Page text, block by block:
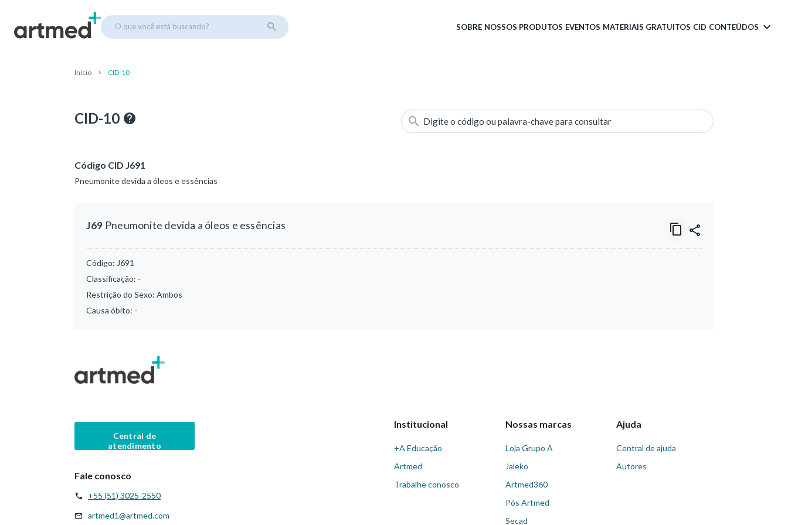
O que você está buscando? SOBRE NOSSOS PRODUTOS EVENTOS MATERIAIS GRATUITOS CID CONTEÚDOS
Início CID-10
CID-10 Digite o código ou palavra-chave para consultar
Código CID J691
Pneumonite devida a óleos e essências
J69 Pneumonite devida a óleos e essências
Código: J691
Classificação: -
Restrição do Sexo: Ambos
Causa óbito: -
Central de
atendimento
Fale conosco
+55 (51) 3025-2550
artmed1@artmed.com
Institucional
+A Educação
Artmed
Trabalhe conosco
Nossas marcas
Loja Grupo A
Jaleko
Artmed360
Pós Artmed
Secad
Ajuda
Central de ajuda
Autores